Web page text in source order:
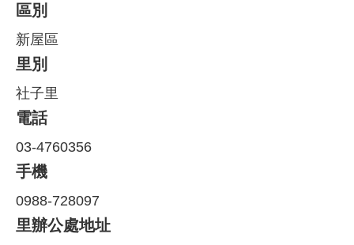
區別
新屋區
里別
社子里
電話
03-4760356
手機
0988-728097
里辦公處地址